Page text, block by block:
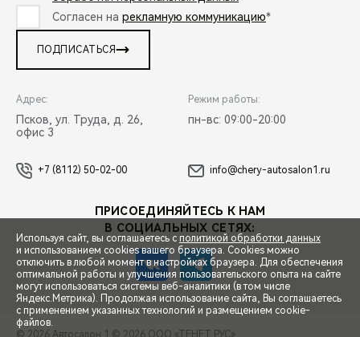
СПЕЦПРЕДЛОЖЕНИЯ
Согласен на рекламную коммуникацию*
ПОДПИСАТЬСЯ
Адрес:
Псков, ул. Труда, д. 26,
офис 3
Режим работы:
пн-вс: 09:00-20:00
+7 (8112) 50-02-00 info@chery-autosalon1.ru
ПРИСОЕДИНЯЙТЕСЬ К НАМ
В СОЦИАЛЬНЫХ СЕТЯХ:
© 2026 Автосалон 1 © 2026 ООО «ТЕНЕТ РУС»
Используя сайт, вы соглашаетесь с политикой обработки данных
и использованием cookies вашего браузера. Cookies можно
отключить в любой момент в настройках браузера. Для обеспечения
оптимальной работы и улучшения пользовательского опыта на сайте
могут использоваться системы веб-аналитики (в том числе
Яндекс.Метрика). Продолжая использование сайта, Вы соглашаетесь
с применением указанных технологий и размещением cookie-
файлов.